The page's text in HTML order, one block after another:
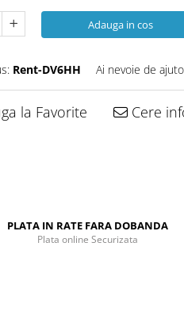
Adauga in cos
Rent-DV6HH Ai nevoie de
la Favorite Cere
PLATA IN RATE FARA DOBANDA
Plata online Securizata